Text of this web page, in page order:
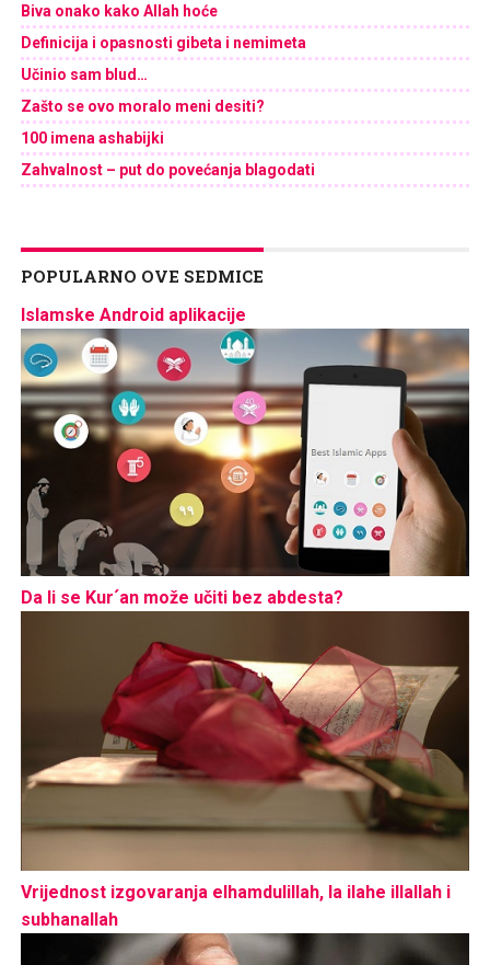
Biva onako kako Allah hoće
Definicija i opasnosti gibeta i nemimeta
Učinio sam blud…
Zašto se ovo moralo meni desiti?
100 imena ashabijki
Zahvalnost – put do povećanja blagodati
POPULARNO OVE SEDMICE
Islamske Android aplikacije
Da li se Kur´an može učiti bez abdesta?
Vrijednost izgovaranja elhamdulillah, la ilahe illallah i
subhanallah